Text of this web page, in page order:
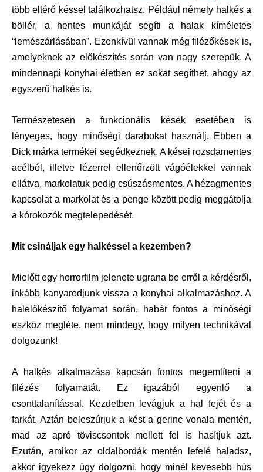
több eltérő késsel találkozhatsz. Például némely halkés a
böllér, a hentes munkáját segíti a halak kíméletes
“lemészárlásában”. Ezenkívül vannak még filézőkések is,
amelyeknek az előkészítés során van nagy szerepük. A
mindennapi konyhai életben ez sokat segíthet, ahogy az
egyszerű halkés is.
Természetesen a funkcionális kések esetében is
lényeges, hogy minőségi darabokat használj. Ebben a
Dick márka termékei segédkeznek. A kései rozsdamentes
acélból, illetve lézerrel ellenőrzött vágóélekkel vannak
ellátva, markolatuk pedig csúszásmentes. A hézagmentes
kapcsolat a markolat és a penge között pedig meggátolja
a kórokozók megtelepedését.
Mit csináljak egy halkéssel a kezemben?
Mielőtt egy horrorfilm jelenete ugrana be erről a kérdésről,
inkább kanyarodjunk vissza a konyhai alkalmazáshoz. A
halelőkészítő folyamat során, habár fontos a minőségi
eszköz megléte, nem mindegy, hogy milyen technikával
dolgozunk!
A halkés alkalmazása kapcsán fontos megemlíteni a
filézés folyamatát. Ez igazából egyenlő a
csonttalanítással. Kezdetben levágjuk a hal fejét és a
farkát. Aztán beleszúrjuk a kést a gerinc vonala mentén,
mad az apró töviscsontok mellett fel is hasítjuk azt.
Ezután, amikor az oldalbordák mentén lefelé haladsz,
akkor igyekezz úgy dolgozni, hogy minél kevesebb hús